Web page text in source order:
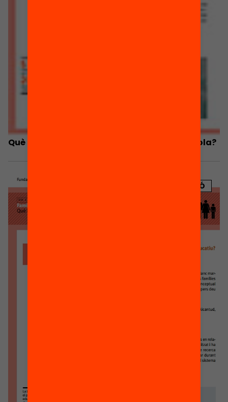
Què estan fent les famílies per millorar l’escola?
PUBLICACIÓ